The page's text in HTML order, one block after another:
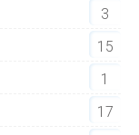
3
15
1
17